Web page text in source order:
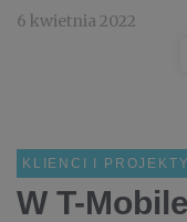
6 kwietnia 2022
KLIENCI I PROJEKTY
W T-